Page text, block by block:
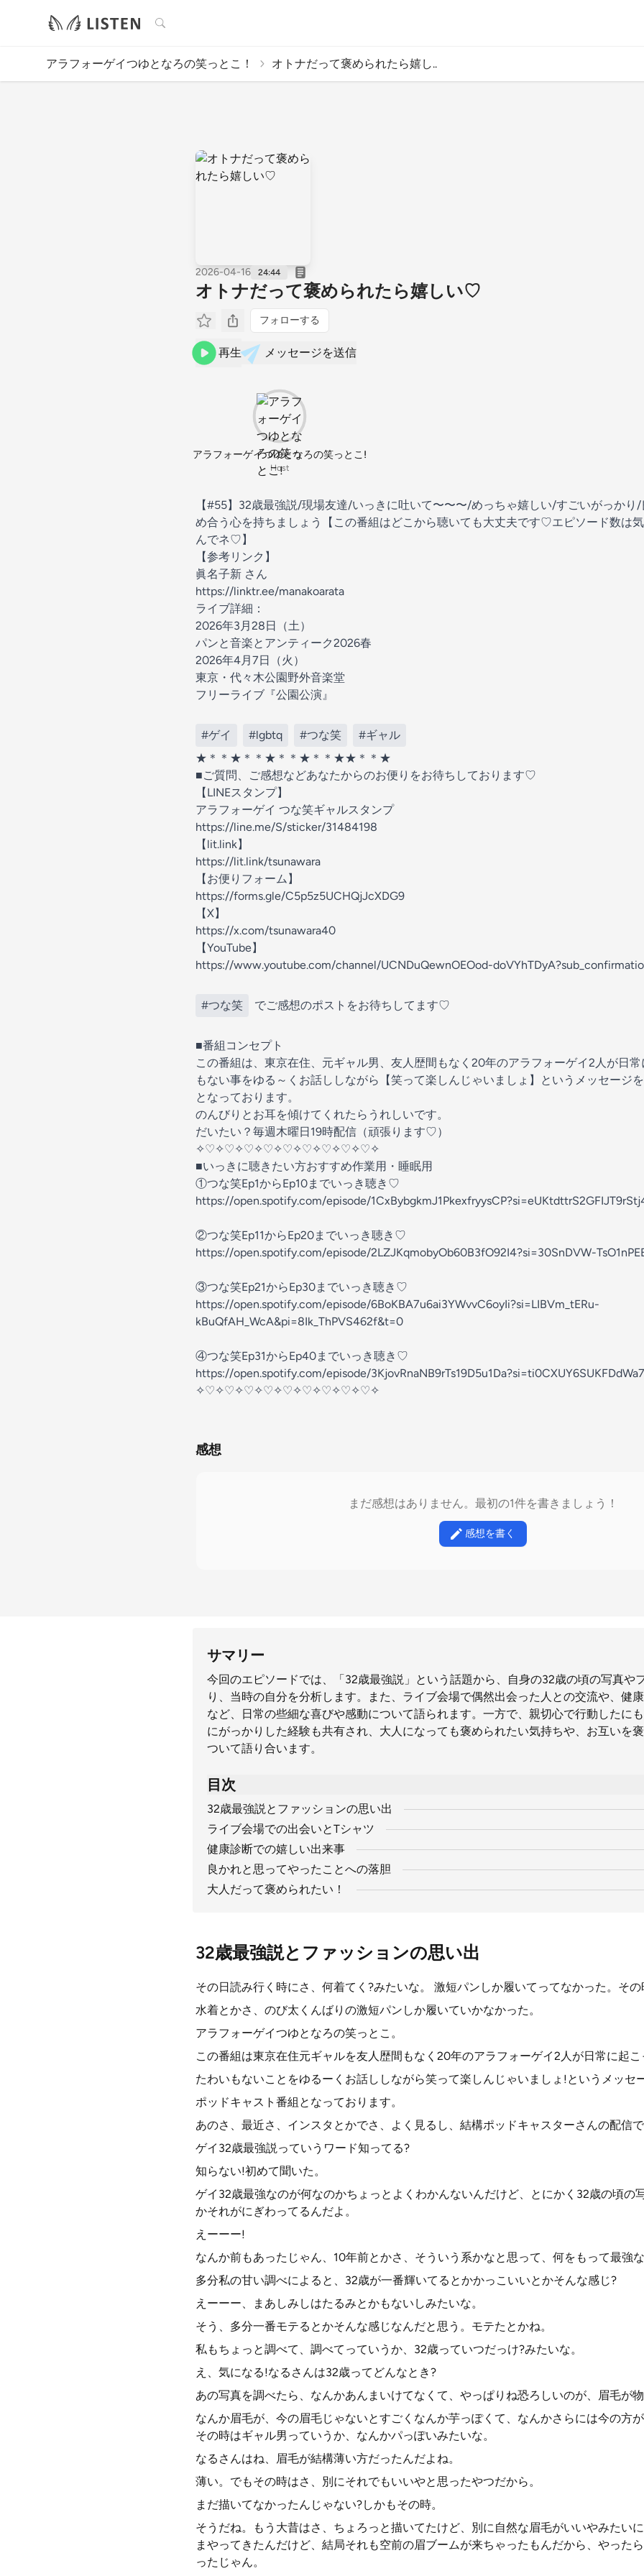
検索
アラフォーゲイつゆとなろの笑っとこ！ オトナだって褒められたら嬉し..
2026-04-16 24:44
オトナだって褒められたら嬉しい♡
フォローする
再生 メッセージを送信
アラフォーゲイつゆとなろの笑っとこ!
Host
【#55】32歳最強説/現場友達/いっきに吐いて〜〜〜/めっちゃ嬉しい/すごいがっかり
め合う心を持ちましょう【この番組はどこから聴いても大丈夫です♡エピソード数は
んでネ♡】
【参考リンク】
眞名子新 さん
https://linktr.ee/manakoarata
ライブ詳細：
2026年3月28日（土）
パンと音楽とアンティーク2026春
2026年4月7日（火）
東京・代々木公園野外音楽堂
フリーライブ『公園公演』
#ゲイ #lgbtq #つな笑
#ギャル
★＊＊★＊＊★＊＊★＊＊★★＊＊★
■ご質問、ご感想などあなたからのお便りをお待ちしております♡
【LINEスタンプ】
アラフォーゲイ つな笑ギャルスタンプ
⁠⁠⁠⁠⁠⁠⁠⁠https://line.me/S/sticker/31484198⁠⁠⁠⁠⁠⁠⁠⁠
【lit.link】
⁠⁠⁠⁠⁠⁠⁠⁠https://lit.link/tsunawara⁠⁠⁠⁠⁠⁠⁠⁠
【お便りフォーム】
⁠⁠⁠⁠⁠⁠⁠⁠https://forms.gle/C5p5z5UCHQjJcXDG9⁠⁠⁠⁠⁠⁠⁠⁠
【X】
⁠⁠⁠⁠⁠⁠⁠⁠https://x.com/tsunawara40⁠⁠⁠⁠⁠⁠⁠⁠
【YouTube】
⁠⁠⁠⁠⁠⁠⁠⁠https://www.youtube.com/channel/UCNDuQewnOEOod-
#つな笑 でご感想のポストをお待ちしてます♡
■番組コンセプト
この番組は、東京在住、元ギャル男、友人歴間もなく20年のアラフォーゲイ2人が日
もない事をゆる～くお話ししながら【笑って楽しんじゃいましょ】というメッセージ
となっております。
のんびりとお耳を傾けてくれたらうれしいです。
だいたい？毎週木曜日19時配信（頑張ります♡）
✧♡✧♡✧♡✧♡✧♡✧♡✧♡✧♡✧♡✧
■いっきに聴きたい方おすすめ作業用・睡眠用
①つな笑Ep1からEp10までいっき聴き♡
⁠⁠⁠⁠⁠⁠⁠⁠⁠https://open.spotify.com/episode/
②つな笑Ep11からEp20までいっき聴き♡
⁠⁠⁠⁠⁠⁠⁠⁠⁠⁠⁠⁠⁠⁠⁠⁠⁠⁠⁠⁠⁠⁠⁠https://open.spotify.com/episode/2LZJKqmobyOb60B3fO92I4?si=30SnDVW-
③つな笑Ep21からEp30までいっき聴き♡
⁠⁠⁠⁠⁠⁠⁠⁠⁠https://open.spotify.com/episode/6BoKBA7u6ai3YWvvC6oyIi?si=LIBVm_tERu-
kBuQfAH_WcA&pi=8Ik_ThPVS462f&t=⁠⁠⁠⁠⁠⁠⁠⁠⁠⁠⁠⁠⁠⁠⁠⁠⁠⁠0⁠⁠⁠⁠⁠⁠⁠⁠⁠
④つな笑Ep31からEp40までいっき聴き♡
⁠⁠⁠⁠⁠https://open.spotify.com/episode/
✧♡✧♡✧♡✧♡✧♡✧♡✧♡✧♡✧♡✧
感想
まだ感想はありません。最初の1件を書きましょう！
感想を書く
サマリー
今回のエピソードでは、「32歳最強説」という話題から、自身の32歳の頃の写真や
り、当時の自分を分析します。また、ライブ会場で偶然出会った人との交流や、健
など、日常の些細な喜びや感動について語られます。一方で、親切心で行動したに
にがっかりした経験も共有され、大人になっても褒められたい気持ちや、お互いを
ついて語り合います。
目次
32歳最強説とファッションの思い出
ライブ会場での出会いとTシャツ
健康診断での嬉しい出来事
良かれと思ってやったことへの落胆
大人だって褒められたい！
32歳最強説とファッションの思い出
その日読み行く時にさ、何着てく?みたいな。 激短パンしか履いてってなかった。そ
水着とかさ、のび太くんばりの激短パンしか履いていかなかった。
アラフォーゲイつゆとなろの笑っとこ。
この番組は東京在住元ギャルを友人歴間もなく20年のアラフォーゲイ2人が日常に起
たわいもないことをゆるーくお話ししながら笑って楽しんじゃいましょ!というメッセ
ポッドキャスト番組となっております。
あのさ、最近さ、インスタとかでさ、よく見るし、結構ポッドキャスターさんの配信
ゲイ32歳最強説っていうワード知ってる?
知らない!初めて聞いた。
ゲイ32歳最強なのが何なのかちょっとよくわかんないんだけど、とにかく32歳の頃の
かそれがにぎわってるんだよ。
えーーー!
なんか前もあったじゃん、10年前とかさ、そういう系かなと思って、何をもって最強
多分私の甘い調べによると、32歳が一番輝いてるとかかっこいいとかそんな感じ?
えーーー、まあしみしはたるみとかもないしみたいな。
そう、多分一番モテるとかそんな感じなんだと思う。モテたとかね。
私もちょっと調べて、調べてっていうか、32歳っていつだっけ?みたいな。
え、気になる!なるさんは32歳ってどんなとき?
あの写真を調べたら、なんかあんまいけてなくて、やっぱりね恐ろしいのが、眉毛が
なんか眉毛が、今の眉毛じゃないとすごくなんか芋っぽくて、なんかさらには今の方
その時はギャル男っていうか、なんかパっぽいみたいな。
なるさんはね、眉毛が結構薄い方だったんだよね。
薄い。でもその時はさ、別にそれでもいいやと思ったやつだから。
まだ描いてなかったんじゃない?しかもその時。
そうだね。もう大昔はさ、ちょろっと描いてたけど、別に自然な眉毛がいいやみたい
まやってきたんだけど、結局それも空前の眉ブームが来ちゃったもんだから、やった
ったじゃん。